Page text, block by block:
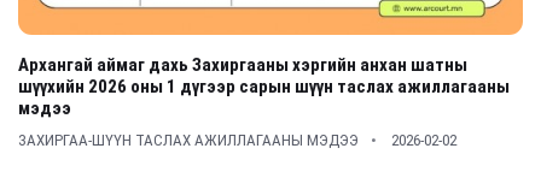
Архангай аймаг дахь Захиргааны хэргийн анхан шатны
шүүхийн 2026 оны 1 дүгээр сарын шүүн таслах ажиллагааны
мэдээ
ЗАХИРГАА-ШҮҮН ТАСЛАХ АЖИЛЛАГААНЫ МЭДЭЭ 2026-02-02